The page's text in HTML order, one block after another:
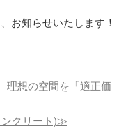
お知らせいたします！
理想の空間を「適正価
ンクリート)≫